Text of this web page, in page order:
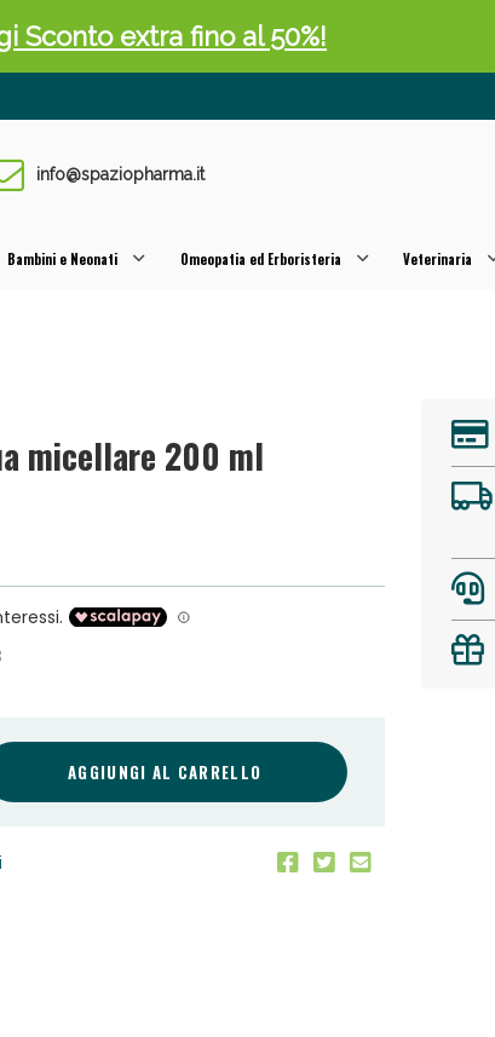
info@spaziopharma.it
Bambini e Neonati Omeopatia ed Erboristeria Veterinaria
micellare 200 ml
AGGIUNGI AL CARRELLO
Sconto extra fino al 50%!
fino al 40% valido oggi!
fino al 40% valido oggi!